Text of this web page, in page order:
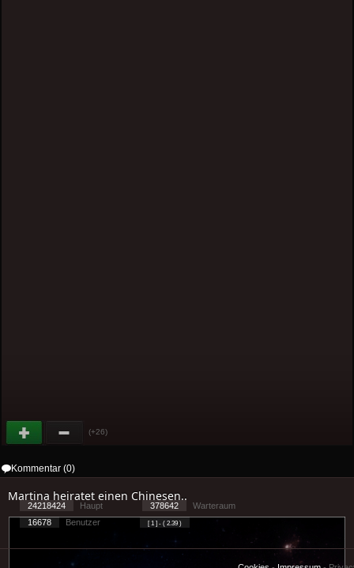
(+26)
Kommentar (0)
Martina heiratet einen Chinesen..
24218424 Haupt 378642
Warteraum
16678
Benutzer [ 1 ] - ( 2.39 )